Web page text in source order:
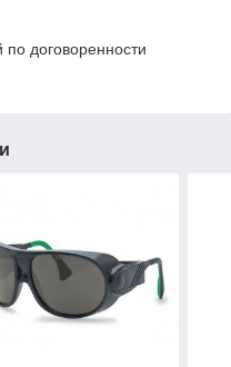
по договоренности